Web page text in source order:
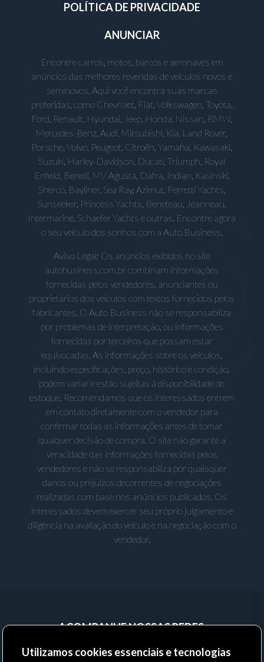
POLÍTICA DE PRIVACIDADE
ANUNCIAR
Encontre carros, motos, barcos e aeronaves em
anúncios das melhores revendas de veículos novos e
seminovos. Aqui você encontra suas marcas
preferidas, como Chevrolet, Fiat, Volkswagen, Toyota,
Ford, Renault, Hyundai, Jeep, Honda, Nissan, BMW,
Mercedes-Benz, Audi, Mitsubishi, Kia, Land Rover,
Porsche, Volvo, Peugeot, Citroën, Yamaha, Kawasaki,
Suzuki, Harley-Davidson, Ducati, Triumph, Royal
Enfield, Benelli, MV Agusta, Dafra, Indian, Kasinski,
Sherco, Bayliner, Sea Ray, Azimut, Ferretti Yachts,
Sunseeker, Princess Yachts, Beneteau, Jeanneau,
Intermarine, Schaefer Yachts e outras. Encontre agora
o seu veículo dos sonhos com a Auto Business.
Aviso Legal: Os anúncios exibidos no site
autobusiness.com.br combinam informações
fornecidas pelos vendedores, anunciantes ou
proprietários dos veículos com textos fornecidos pelos
fabricantes. O Auto Business não se responsabiliza
por problemas de interpretação, ou informações
fornecidas por terceiros que possam estar
equivocadas. As informações sobre os veículos,
incluindo especificações, preço, histórico e condição,
podem variar e estão sujeitas à disponibilidade de
estoque. Recomendamos que os interessados entrem
em contato diretamente com o vendedor para
confirmar todas as informações antes de tomar
qualquer decisão de compra. O site não garante a
veracidade das informações fornecidas pelos
vendedores e não se responsabiliza por quaisquer
danos ou prejuízos decorrentes de negociações
realizadas com base nos anúncios publicados. Os
interessados devem exercer seu próprio julgamento e
diligência na avaliação do veículo e na negociação com o
vendedor.
ACOMPANHE NOSSAS REDES:
Utilizamos cookies essenciais e tecnologias